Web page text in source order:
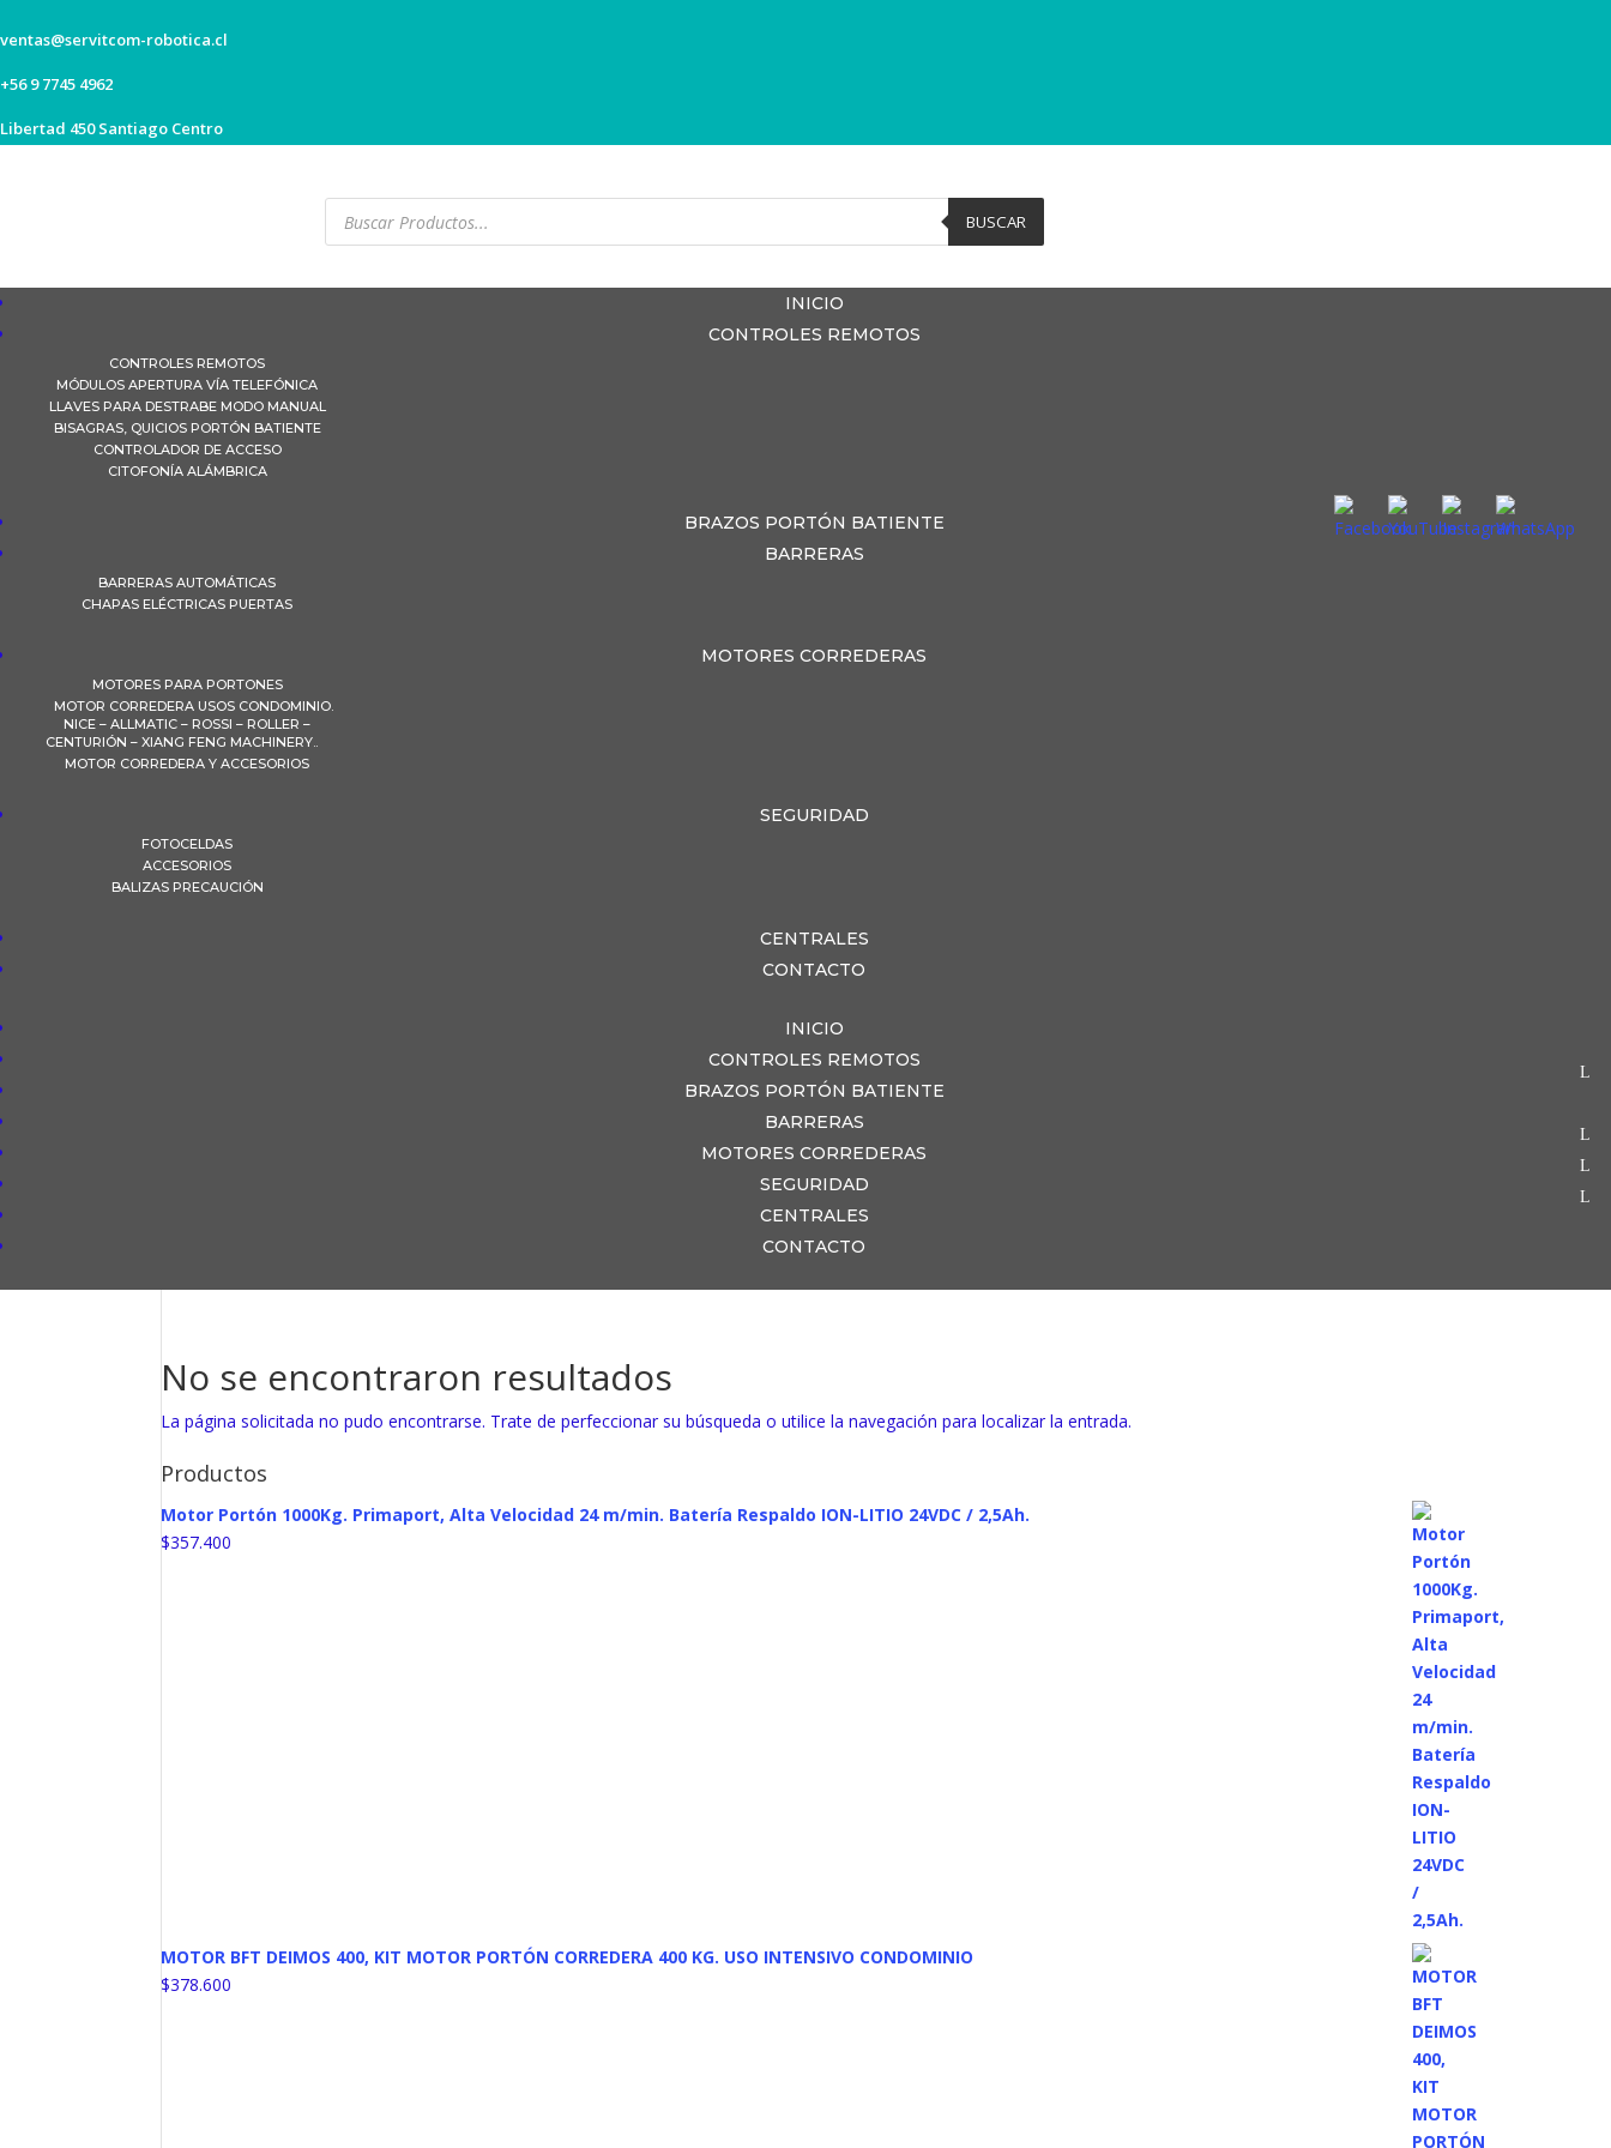
ventas@servitcom-robotica.cl
+56 9 7745 4962
Libertad 450 Santiago Centro
Búsqueda
productos
BUSCAR
INICIO
CONTROLES REMOTOS
CONTROLES REMOTOS
MÓDULOS APERTURA VÍA TELEFÓNICA
LLAVES PARA DESTRABE MODO MANUAL
BISAGRAS, QUICIOS PORTÓN BATIENTE
CONTROLADOR DE ACCESO
CITOFONÍA ALÁMBRICA
BRAZOS PORTÓN BATIENTE
BARRERAS
BARRERAS AUTOMÁTICAS
CHAPAS ELÉCTRICAS PUERTAS
MOTORES CORREDERAS
MOTORES PARA PORTONES
MOTOR CORREDERA USOS CONDOMINIO.
NICE – ALLMATIC – ROSSI – ROLLER –
CENTURIÓN – XIANG FENG MACHINERY..
MOTOR CORREDERA Y ACCESORIOS
SEGURIDAD
FOTOCELDAS
ACCESORIOS
BALIZAS PRECAUCIÓN
CENTRALES
CONTACTO
INICIO
CONTROLES REMOTOS
BRAZOS PORTÓN BATIENTE
BARRERAS
MOTORES CORREDERAS
SEGURIDAD
CENTRALES
CONTACTO
No se encontraron resultados
La página solicitada no pudo encontrarse. Trate de perfeccionar su búsqueda o utilice la navegación para localizar la entrada.
Productos
Motor Portón 1000Kg. Primaport, Alta Velocidad 24 m/min. Batería Respaldo ION-LITIO 24VDC / 2,5Ah.
$357.400
MOTOR BFT DEIMOS 400, KIT MOTOR PORTÓN CORREDERA 400 KG. USO INTENSIVO CONDOMINIO
$378.600